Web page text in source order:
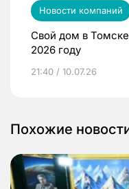
Новости компаний
Свой дом в
2026 году
21:40 / 10.07.26
Похожие